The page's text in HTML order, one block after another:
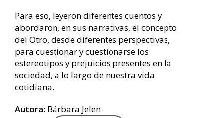
Para eso, leyeron diferentes cuentos y
abordaron, en sus narrativas, el concepto
del Otro, desde diferentes perspectivas,
para cuestionar y cuestionarse los
estereotipos y prejuicios presentes en la
sociedad, a lo largo de nuestra vida
cotidiana.
Autora: Bárbara Jelen